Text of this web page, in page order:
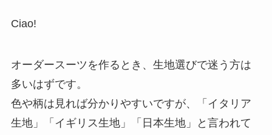
Ciao!
オーダースーツを作るとき、生地選びで迷う方は
多いはずです。
色や柄は見れば分かりやすいですが、「イタリア
生地」「イギリス生地」「日本生地」と言われて